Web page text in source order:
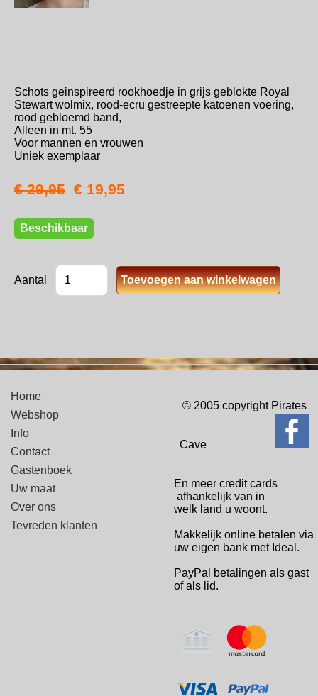
Schots geinspireerd rookhoedje in grijs geblokte Royal
Stewart wolmix, rood-ecru gestreepte katoenen voering,
rood gebloemd band,
Alleen in mt. 55
Voor mannen en vrouwen
Uniek exemplaar
€ 29,95 € 19,95
Beschikbaar
Aantal
Home
Webshop
Info
Contact
Gastenboek
Uw maat
Over ons
Tevreden klanten
© 2005 copyright Pirates
Cave
En meer credit cards
afhankelijk van in
welk land u woont.
Makkelijk online betalen via
uw eigen bank met Ideal.
PayPal betalingen als gast
of als lid.